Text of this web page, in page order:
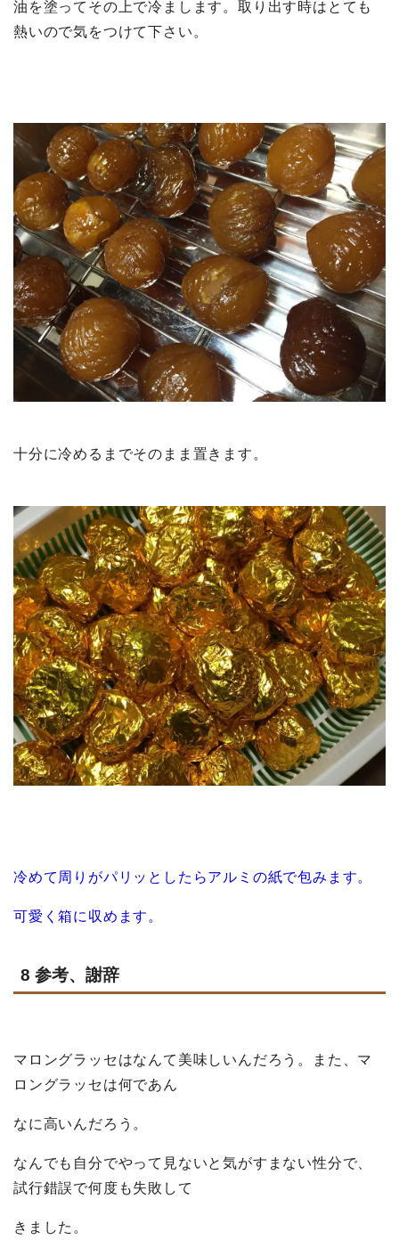
油を塗ってその上で冷まします。取り出す時はとても
熱いので気をつけて下さい。
十分に冷めるまでそのまま置きます。
冷めて周りがパリッとしたらアルミの紙で包みます。
可愛く箱に収めます。
8 参考、謝辞
マロングラッセはなんて美味しいんだろう。また、マ
ロングラッセは何であん
なに高いんだろう。
なんでも自分でやって見ないと気がすまない性分で、
試行錯誤で何度も失敗して
きました。